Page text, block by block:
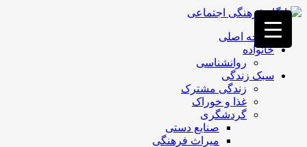
فصد
خون
غرب
تهران
خشکشویی
تصفیه
صفحه اصلی
خانواده
روانشناسی
سبک زندگی
زندگی مشترک
غذا و خوراک
گردشگری
صنایع دستی
میراث فرهنگی